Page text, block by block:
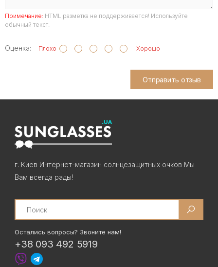
Примечание: HTML разметка не поддерживается! Используйте
обычный текст.
Оценка: Плохо Хорошо
Отправить отзыв
г. Киев Интернет-магазин солнцезащитных очков Мы
Вам всегда рады!
Search
Остались вопросы? Звоните нам!
+38 093 492 5919